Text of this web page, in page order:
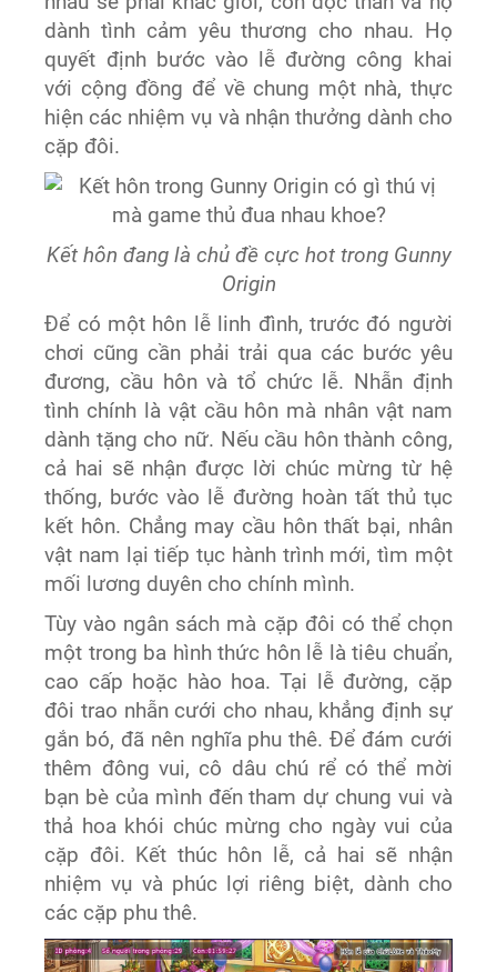
dành tình cảm yêu thương cho nhau. Họ
quyết định bước vào lễ đường công khai
với cộng đồng để về chung một nhà, thực
hiện các nhiệm vụ và nhận thưởng dành cho
cặp đôi.
Kết hôn đang là chủ đề cực hot trong Gunny
Origin
Để có một hôn lễ linh đình, trước đó người
chơi cũng cần phải trải qua các bước yêu
đương, cầu hôn và tổ chức lễ. Nhẫn định
tình chính là vật cầu hôn mà nhân vật nam
dành tặng cho nữ. Nếu cầu hôn thành công,
cả hai sẽ nhận được lời chúc mừng từ hệ
thống, bước vào lễ đường hoàn tất thủ tục
kết hôn. Chẳng may cầu hôn thất bại, nhân
vật nam lại tiếp tục hành trình mới, tìm một
mối lương duyên cho chính mình.
Tùy vào ngân sách mà cặp đôi có thể chọn
một trong ba hình thức hôn lễ là tiêu chuẩn,
cao cấp hoặc hào hoa. Tại lễ đường, cặp
đôi trao nhẫn cưới cho nhau, khẳng định sự
gắn bó, đã nên nghĩa phu thê. Để đám cưới
thêm đông vui, cô dâu chú rể có thể mời
bạn bè của mình đến tham dự chung vui và
thả hoa khói chúc mừng cho ngày vui của
cặp đôi. Kết thúc hôn lễ, cả hai sẽ nhận
nhiệm vụ và phúc lợi riêng biệt, dành cho
các cặp phu thê.